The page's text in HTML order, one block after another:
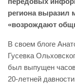
региона выразил
«возрождают
В своем блоге
Гусевка
был выпущен
20-летней